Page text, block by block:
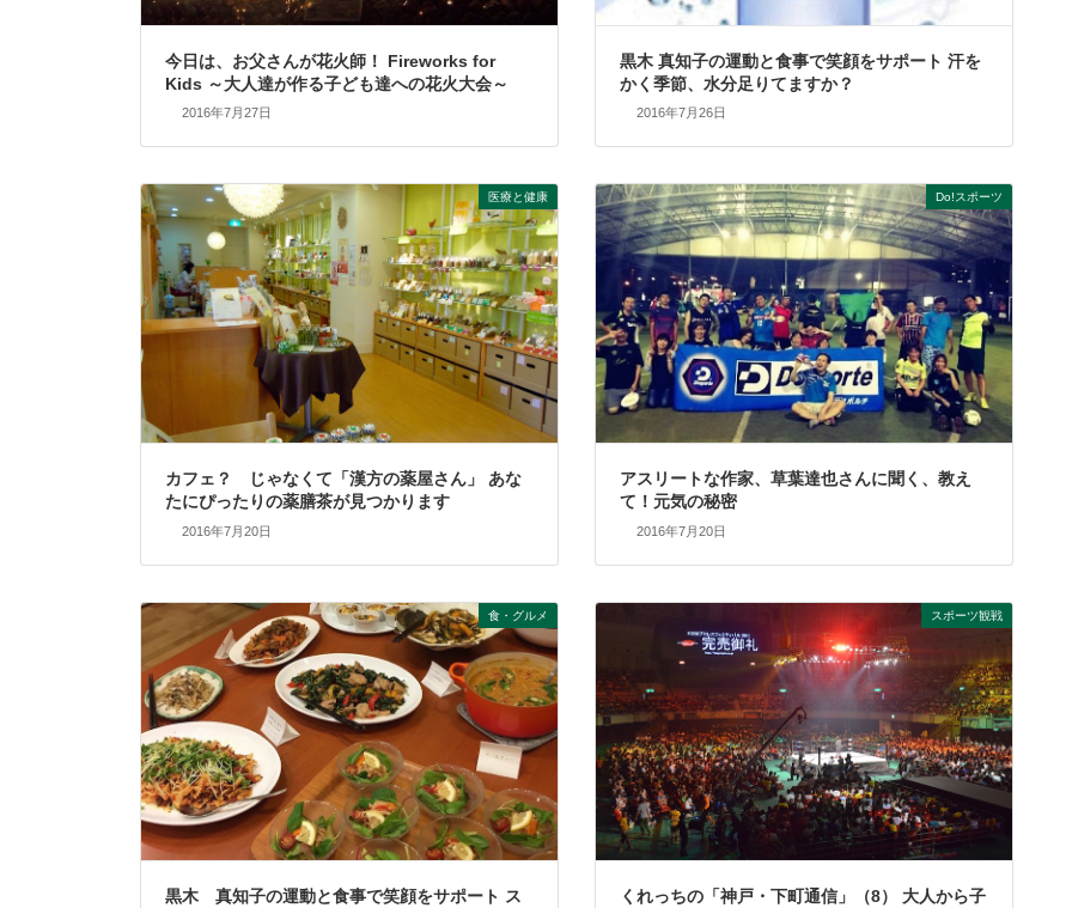
今日は、お父さんが花火師！ Fireworks for
Kids ～大人達が作る子ども達への花火大会～
2016年7月27日
黒木 真知子の運動と食事で笑顔をサポート 汗を
かく季節、水分足りてますか？
2016年7月26日
医療と健康
カフェ？ じゃなくて「漢方の薬屋さん」 あな
たにぴったりの薬膳茶が見つかります
2016年7月20日
Do!スポーツ
アスリートな作家、草葉達也さんに聞く、教え
て！元気の秘密
2016年7月20日
食・グルメ
黒木 真知子の運動と食事で笑顔をサポート ス
スポーツ観戦
くれっちの「神戸・下町通信」（8） 大人から子